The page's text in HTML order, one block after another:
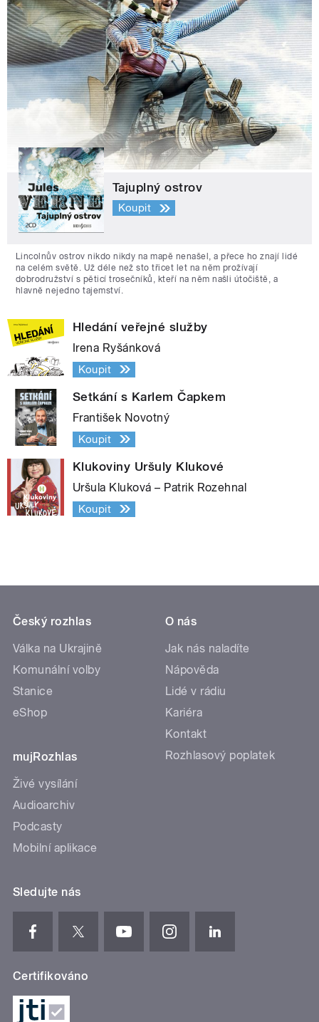
Tajuplný ostrov
Koupit
Lincolnův ostrov nikdo nikdy na mapě nenašel, a přece ho znají lidé
na celém světě. Už déle než sto třicet let na něm prožívají
dobrodružství s pěticí trosečníků, kteří na něm našli útočiště, a
hlavně nejedno tajemství.
Hledání veřejné služby
Irena Ryšánková
Koupit
Setkání s Karlem Čapkem
František Novotný
Koupit
Klukoviny Uršuly Klukové
Uršula Kluková – Patrik Rozehnal
Koupit
Český rozhlas
Válka na Ukrajině
Komunální volby
Stanice
eShop
mujRozhlas
Živé vysílání
Audioarchiv
Podcasty
Mobilní aplikace
O nás
Jak nás naladíte
Nápověda
Lidé v rádiu
Kariéra
Kontakt
Rozhlasový poplatek
Sledujte nás
Certifikováno